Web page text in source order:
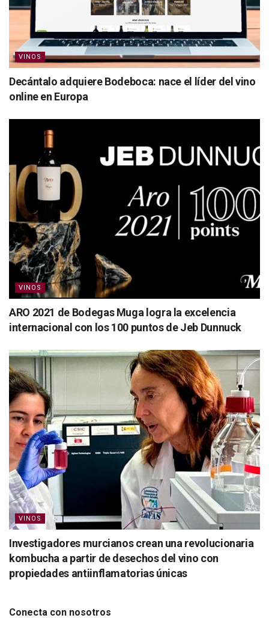
VINOS
Decántalo adquiere Bodeboca: nace el líder del vino
online en Europa
VINOS
ARO 2021 de Bodegas Muga logra la excelencia
internacional con los 100 puntos de Jeb Dunnuck
VINOS
Investigadores murcianos crean una revolucionaria
kombucha a partir de desechos del vino con
propiedades antiinflamatorias únicas
Conecta con nosotros